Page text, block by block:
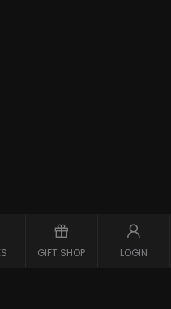
GIFT SHOP LOGIN